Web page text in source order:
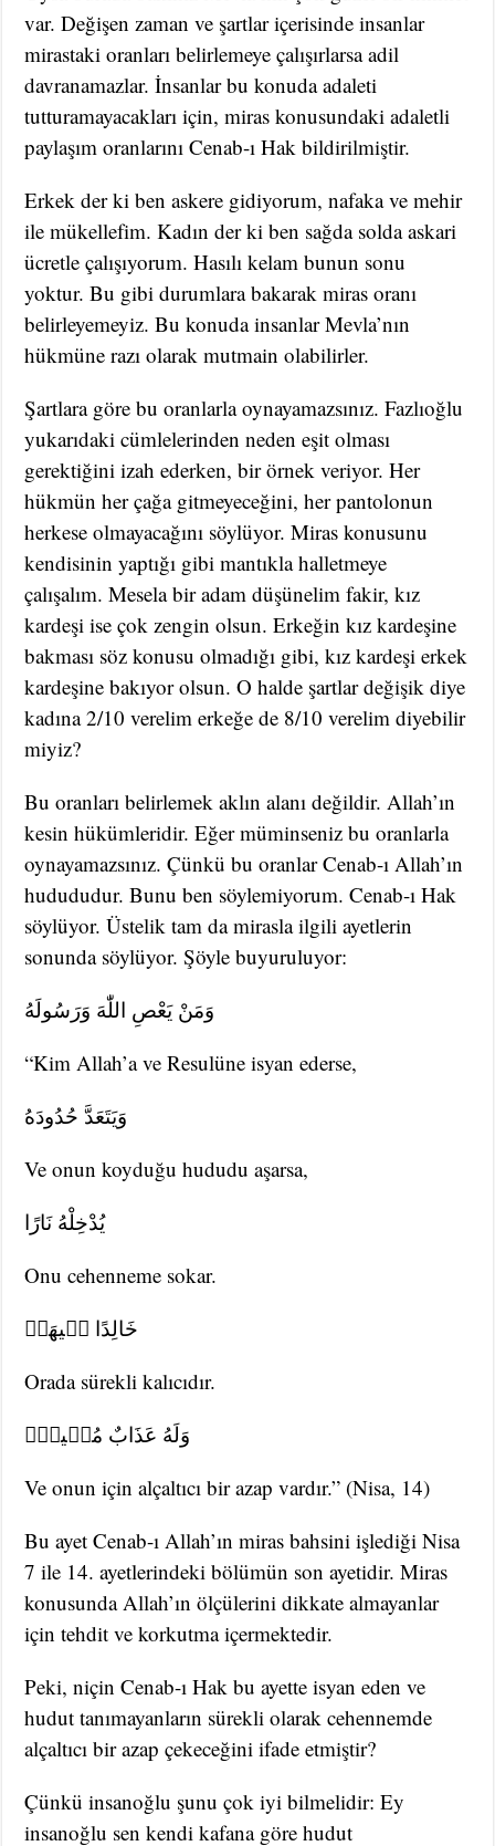
var. Değişen zaman ve şartlar içerisinde insanlar
mirastaki oranları belirlemeye çalışırlarsa adil
davranamazlar. İnsanlar bu konuda adaleti
tutturamayacakları için, miras konusundaki adaletli
paylaşım oranlarını Cenab-ı Hak bildirilmiştir.
Erkek der ki ben askere gidiyorum, nafaka ve mehir
ile mükellefim. Kadın der ki ben sağda solda askari
ücretle çalışıyorum. Hasılı kelam bunun sonu
yoktur. Bu gibi durumlara bakarak miras oranı
belirleyemeyiz. Bu konuda insanlar Mevla’nın
hükmüne razı olarak mutmain olabilirler.
Şartlara göre bu oranlarla oynayamazsınız. Fazlıoğlu
yukarıdaki cümlelerinden neden eşit olması
gerektiğini izah ederken, bir örnek veriyor. Her
hükmün her çağa gitmeyeceğini, her pantolonun
herkese olmayacağını söylüyor. Miras konusunu
kendisinin yaptığı gibi mantıkla halletmeye
çalışalım. Mesela bir adam düşünelim fakir, kız
kardeşi ise çok zengin olsun. Erkeğin kız kardeşine
bakması söz konusu olmadığı gibi, kız kardeşi erkek
kardeşine bakıyor olsun. O halde şartlar değişik diye
kadına 2/10 verelim erkeğe de 8/10 verelim diyebilir
miyiz?
Bu oranları belirlemek aklın alanı değildir. Allah’ın
kesin hükümleridir. Eğer müminseniz bu oranlarla
oynayamazsınız. Çünkü bu oranlar Cenab-ı Allah’ın
hudududur. Bunu ben söylemiyorum. Cenab-ı Hak
söylüyor. Üstelik tam da mirasla ilgili ayetlerin
sonunda söylüyor. Şöyle buyuruluyor:
وَمَنْ يَعْصِ اللّٰهَ وَرَسُولَهُ
“Kim Allah’a ve Resulüne isyan ederse,
وَيَتَعَدَّ حُدُودَهُ
Ve onun koyduğu hududu aşarsa,
يُدْخِلْهُ نَارًا
Onu cehenneme sokar.
خَالِدًا ف۪يهَاۖ
Orada sürekli kalıcıdır.
وَلَهُ عَذَابٌ مُه۪ينٌ۟
Ve onun için alçaltıcı bir azap vardır.” (Nisa, 14)
Bu ayet Cenab-ı Allah’ın miras bahsini işlediği Nisa
7 ile 14. ayetlerindeki bölümün son ayetidir. Miras
konusunda Allah’ın ölçülerini dikkate almayanlar
için tehdit ve korkutma içermektedir.
Peki, niçin Cenab-ı Hak bu ayette isyan eden ve
hudut tanımayanların sürekli olarak cehennemde
alçaltıcı bir azap çekeceğini ifade etmiştir?
Çünkü insanoğlu şunu çok iyi bilmelidir: Ey
insanoğlu sen kendi kafana göre hudut